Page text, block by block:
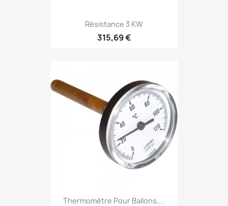
Résistance 3 KW
315,69 €
Thermomètre Pour Ballons,...